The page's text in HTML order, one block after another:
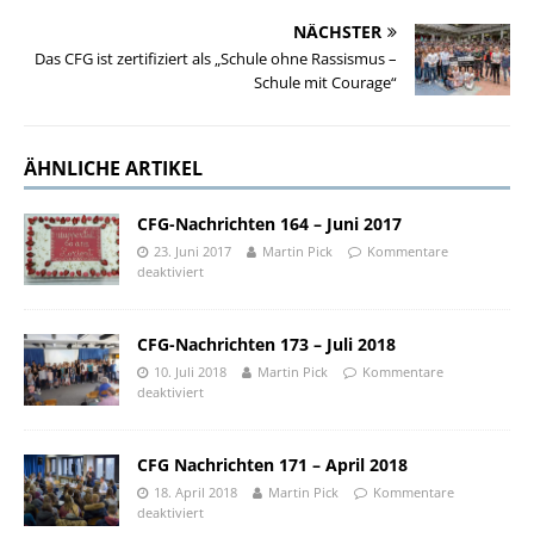
NÄCHSTER
Das CFG ist zertifiziert als „Schule ohne Rassismus –
Schule mit Courage“
ÄHNLICHE ARTIKEL
CFG-Nachrichten 164 – Juni 2017
23. Juni 2017 Martin Pick
Kommentare
deaktiviert
CFG-Nachrichten 173 – Juli 2018
10. Juli 2018 Martin Pick
Kommentare
deaktiviert
CFG Nachrichten 171 – April 2018
18. April 2018 Martin Pick
Kommentare
deaktiviert